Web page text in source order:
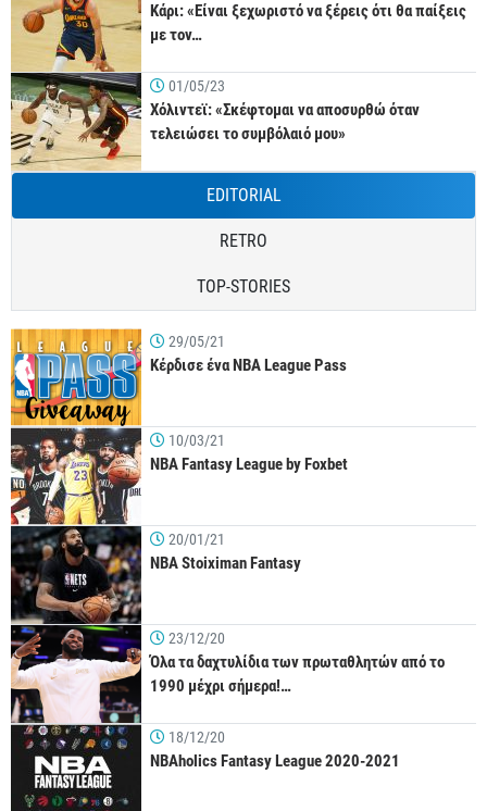
Κάρι: «Είναι ξεχωριστό να ξέρεις ότι θα παίξεις
με τον…
01/05/23
Χόλιντεϊ: «Σκέφτομαι να αποσυρθώ όταν
τελειώσει το συμβόλαιό μου»
EDITORIAL
RETRO
TOP-STORIES
29/05/21
Κέρδισε ένα NBA League Pass
10/03/21
NBA Fantasy League by Foxbet
20/01/21
NBA Stoiximan Fantasy
23/12/20
Όλα τα δαχτυλίδια των πρωταθλητών από το
1990 μέχρι σήμερα!…
18/12/20
NBAholics Fantasy League 2020-2021